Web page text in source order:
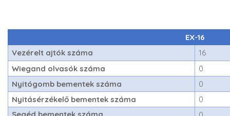
EX-16
Vezérelt ajtók száma
16
Wiegand olvasók száma
0
Nyitógomb bementek száma
0
Nyitásérzékelő bementek száma
0